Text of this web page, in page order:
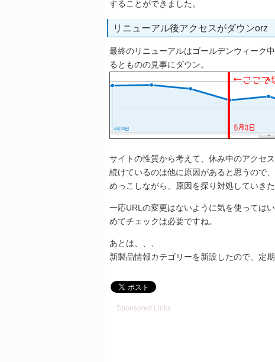
することができました。
リニューアル後アクセスがダウンorz
最終のリニューアルはゴールデンウィーク
るとものの見事にダウン。
サイトの性質から考えて、休み中のアクセ
続けているのは他に原因があると思うので
めっこしながら、原因を探り対処していきた
一応URLの変更はないように気を使っては
めてチェックは必要ですね。
あとは、、、
新製品情報カテゴリーを新設したので、定
Sponsored Links